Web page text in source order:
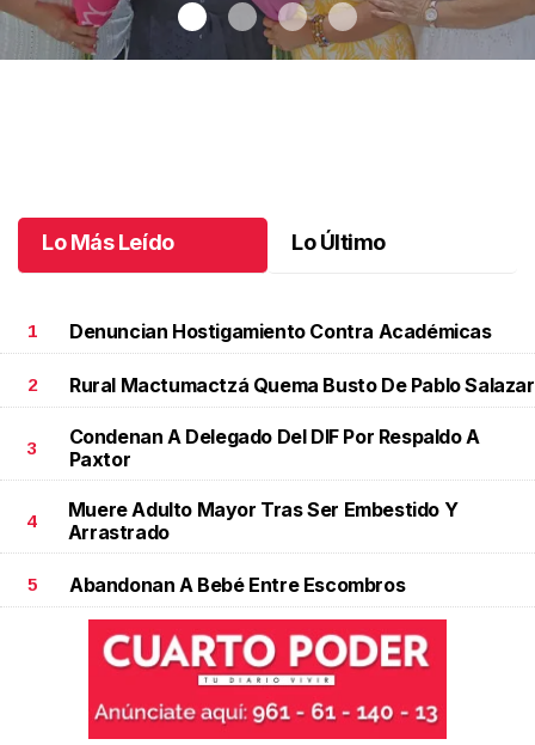
Lo Más Leído Lo Último
1 Denuncian Hostigamiento Contra Académicas
2 Rural Mactumactzá Quema Busto De Pablo Salazar
3
Condenan A Delegado Del DIF Por Respaldo A
Paxtor
4
Muere Adulto Mayor Tras Ser Embestido Y
Arrastrado
5 Abandonan A Bebé Entre Escombros